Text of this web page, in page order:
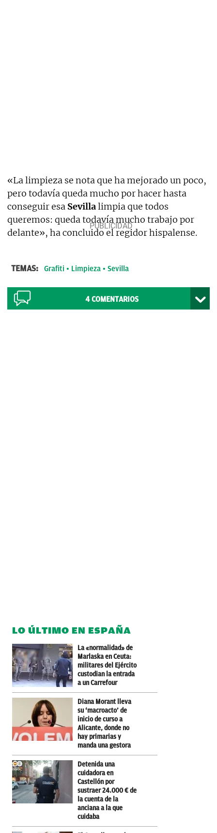
«La limpieza se nota que ha mejorado un poco,
pero todavía queda mucho por hacer hasta
conseguir esa Sevillalimpia que todos
queremos: queda todavía mucho trabajo por
delante», ha concluido el regidor hispalense.
TEMAS: Grafiti Limpieza Sevilla
4COMENTARIOS
LO ÚLTIMO EN ESPAÑA
La «normalidad» de
Marlaska en Ceuta:
militares del Ejército
custodian la entrada
a un Carrefour
Diana Morant lleva
su ‘macroacto’ de
inicio de curso a
Alicante, donde no
hay primarias y
manda una gestora
Detenida una
cuidadora en
Castellón por
sustraer 24.000 € de
la cuenta de la
anciana a la que
cuidaba